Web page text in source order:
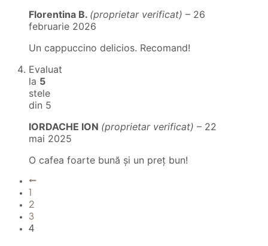
Florentina B. (proprietar verificat) – 26
februarie 2026
Un cappuccino delicios. Recomand!
Evaluat
la 5
stele
din 5
IORDACHE ION (proprietar verificat) – 22
mai 2025
O cafea foarte bună și un preț bun!
←
1
2
3
4